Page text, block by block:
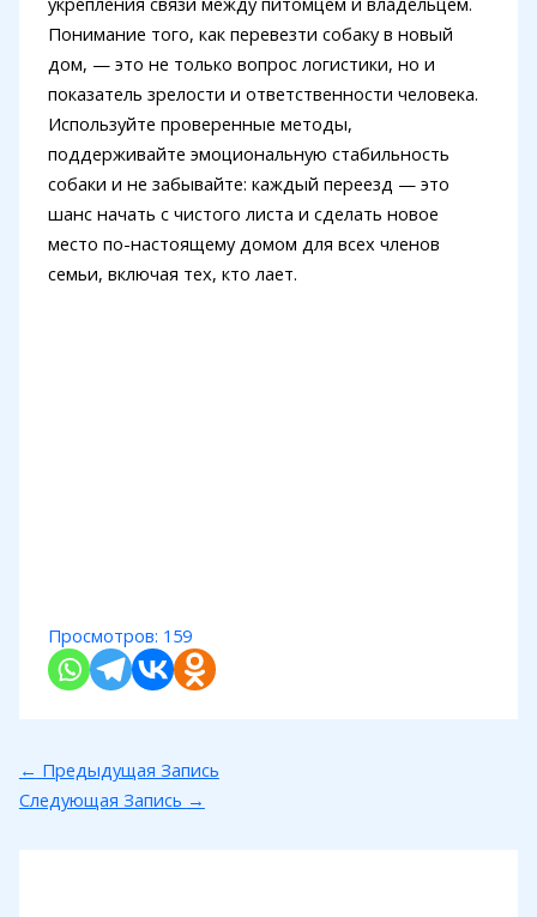
Понимание того, как перевезти собаку в новый
дом, — это не только вопрос логистики, но и
показатель зрелости и ответственности человека.
Используйте проверенные методы,
поддерживайте эмоциональную стабильность
собаки и не забывайте: каждый переезд — это
шанс начать с чистого листа и сделать новое
место по-настоящему домом для всех членов
семьи, включая тех, кто лает.
Просмотров: 159
← Предыдущая Запись
Следующая Запись →